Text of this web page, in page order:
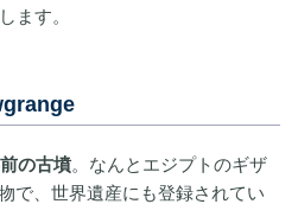
ます。
の古墳。なんとエジプトのギザ
で、世界遺産にも登録されてい